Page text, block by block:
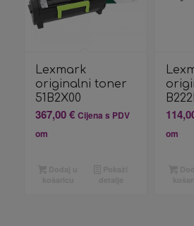
Lexmark
originalni toner
51B2X00
367,00€ Cijena s PDV
om
om